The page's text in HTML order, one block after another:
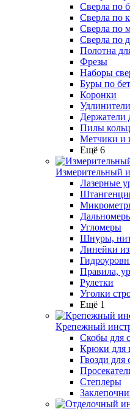
Сверла по
Сверла по
Сверла по
Сверла по
Полотна
Фрезы
Наборы
Буры по
Коронки
Держатели
Пилы
Метчики и
Ещё 6
Измерительный
Лазерные
Угломеры
Шнуры,
Линейки
Правила,
Рулетки
Уголки
Ещё 1
Крепежный
Скобы для
Крюки для
Гвозди для
Степлеры